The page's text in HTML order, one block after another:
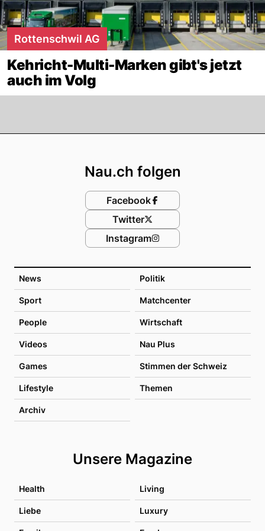
Rottenschwil AG
Kehricht-Multi-Marken gibt's jetzt
auch im Volg
News Politik
Sport Matchcenter
People Wirtschaft
Videos Nau Plus
Games Stimmen der Schweiz
Lifestyle Themen
Archiv
Unsere Magazine
Health Living
Liebe Luxury
Nau.ch folgen
Facebook
Twitter
Instagram